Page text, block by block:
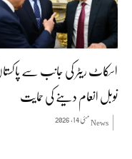
اسکاٹ ریٹر کی جانب سے
نوبل انعام دینے کی حمایت
Newsمئی 14, 2026